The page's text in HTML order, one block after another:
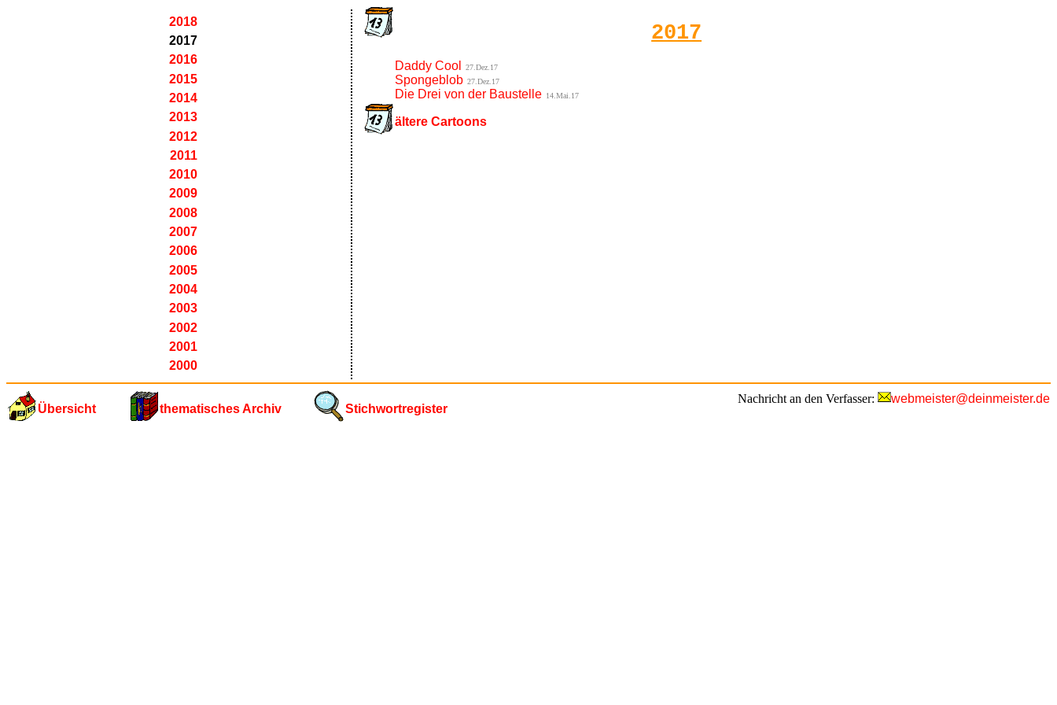
2018
2017
2016
2015
2014
2013
2012
2011
2010
2009
2008
2007
2006
2005
2004
2003
2002
2001
2000
2017
Daddy Cool 27.Dez.17
Spongeblob 27.Dez.17
Die Drei von der Baustelle 14.Mai.17
ältere Cartoons
Nachricht an den Verfasser: webmeister@deinmeister.de
Übersicht thematisches Archiv Stichwortregister